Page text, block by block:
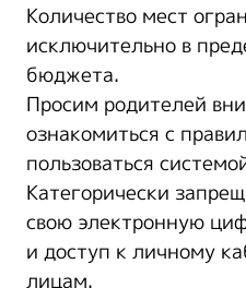
Количество мест
исключительно в
бюджета.
Просим родителей
ознакомиться с
пользоваться
Категорически
свою электронную
и доступ к личному
лицам.